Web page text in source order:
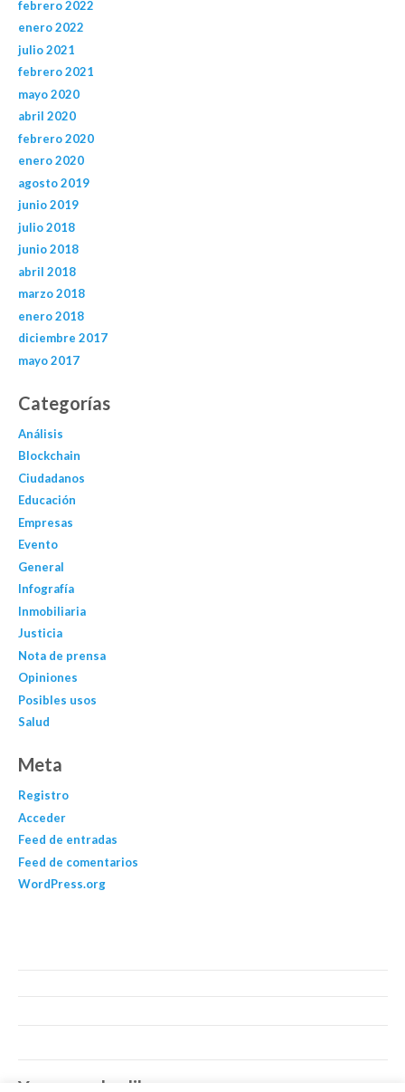
febrero 2022
enero 2022
julio 2021
febrero 2021
mayo 2020
abril 2020
febrero 2020
enero 2020
agosto 2019
junio 2019
julio 2018
junio 2018
abril 2018
marzo 2018
enero 2018
diciembre 2017
mayo 2017
Categorías
Análisis
Blockchain
Ciudadanos
Educación
Empresas
Evento
General
Infografía
Inmobiliaria
Justicia
Nota de prensa
Opiniones
Posibles usos
Salud
Meta
Registro
Acceder
Feed de entradas
Feed de comentarios
WordPress.org
You may also like…